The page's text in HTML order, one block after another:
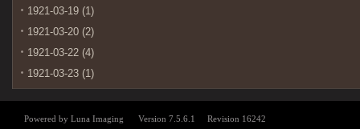
1921-03-19 (1)
1921-03-20 (2)
1921-03-22 (4)
1921-03-23 (1)